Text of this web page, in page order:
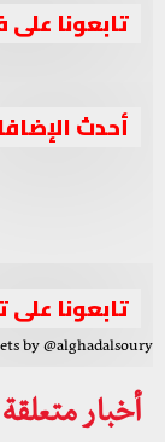
تابعونا
أحدثجبهة السلام
الكوردستاني
جبهة السلام
تابعونا على
by @alghadalsoury
أخبار متعلقة